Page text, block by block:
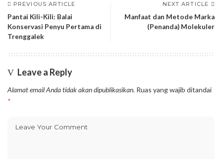
PREVIOUS ARTICLE
Pantai Kili-Kili: Balai
Konservasi Penyu Pertama di
Trenggalek
NEXT ARTICLE
Manfaat dan Metode Marka
(Penanda) Molekuler
Leave a Reply
Alamat email Anda tidak akan dipublikasikan. Ruas yang wajib ditandai
*